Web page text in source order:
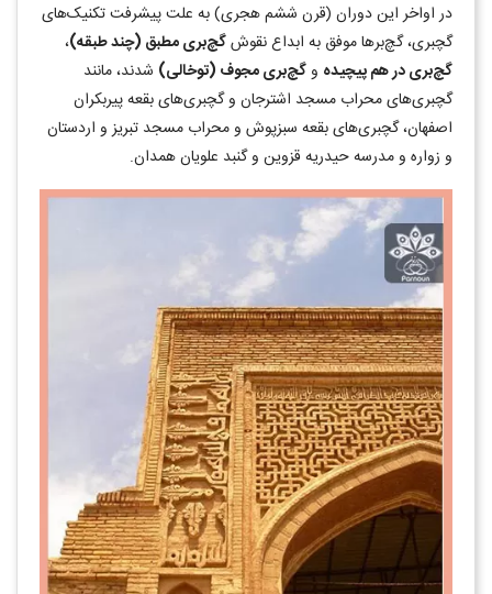
در اواخر این دوران (قرن ششم هجری) به علت پیشرفت تکنیک‌های
گچبری، گچ‌برها موفق به ابداع نقوشگچ‌بری مطبق (چند طبقه)،
گچ‌‌بری در هم پیچیده وگچ‌بری مجوف (توخالی) شدند، مانند
گچبری‌های محراب مسجد اشترجان و گچبری‌های بقعه پیربکران
اصفهان، گچبری‌های بقعه سبزپوش و محراب مسجد تبریز و اردستان
و زواره و مدرسه حیدریه قزوین و گنبد علویان همدان.